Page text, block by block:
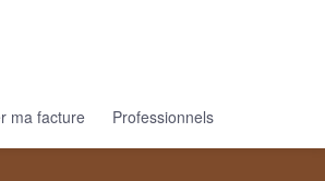
ma facture Professionnels